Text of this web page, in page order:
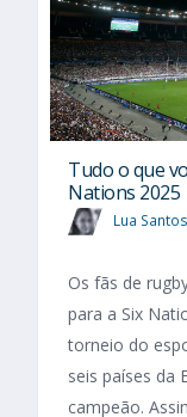
Tudo o que
Nations 2025​
Lua Santos
Os fãs de
para a Six
torneio do
seis países da
campeão.